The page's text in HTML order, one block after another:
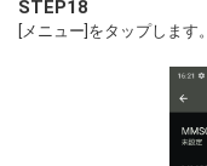
STEP18
[メニュー]をタップします。